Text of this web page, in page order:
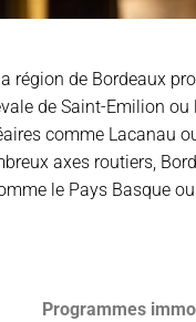
région de Bordeaux
de Saint-Emilion ou
comme Lacanau
axes routiers,
le Pays Basque ou
Programmes